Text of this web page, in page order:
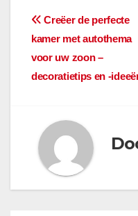
Creëer de perfecte
kamer met autothema
voor uw zoon –
decoratietips en -